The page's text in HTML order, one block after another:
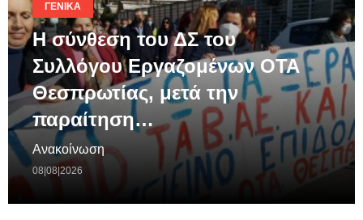
ΓΕΝΙΚΆ
Η σύνθεση του ΔΣ του
Συλλόγου Εργαζομένων ΟΤΑ
Θεσπρωτίας, μετά την
παραίτηση…
Ανακοίνωση
08|08|2026